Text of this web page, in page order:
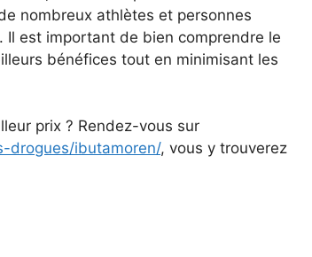
nombreux athlètes et personnes
Il est important de bien comprendre le
bénéfices tout en minimisant les
prix ? Rendez-vous sur
drogues/ibutamoren/, vous y trouverez